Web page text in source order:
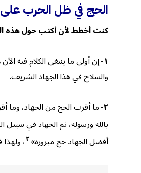
الحج في ظل الحرب
كنت أخطط لأن أكتب حول هذه
١- إن أولى ما ينبغي الكلام فيه
والسلاح في هذا الجهاد الشريف.
٢- ما أقرب الحج من الجهاد، وما
بالله ورسوله، ثم الجهاد في سبيل
أفضل الجهاد حج مبروره»٢،